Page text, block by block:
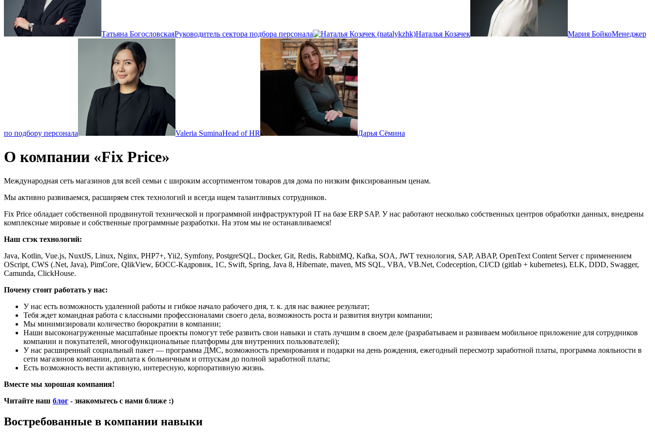
Татьяна БогословскаяРуководитель сектора подбора персонала Наталья Козачек Мария БойкоМенеджер
по подбору персонала Valeria SuminaHead of HR Дарья Сёмина
О компании «Fix Price»
Международная сеть магазинов для всей семьи с широким ассортиментом товаров для дома по низким фиксированным ценам.
Мы активно развиваемся, расширяем стек технологий и всегда ищем талантливых сотрудников.
Fix Price обладает собственной продвинутой технической и программной инфраструктурой IT на базе ERP SAP. У нас работают несколько собственных центров обработки данных, внедрены
комплексные мировые и собственные программные разработки. На этом мы не останавливаемся!
Наш стэк технологий:
Java, Kotlin, Vue.js, NuxtJS, Linux, Nginx, PHP7+, Yii2, Symfony, PostgreSQL, Docker, Git, Redis, RabbitMQ, Kafka, SOA, JWT технология, SAP, ABAP, OpenText Content Server с применением
OScript, CWS (.Net, Java), PimCore, QlikView, БОСС-Кадровик, 1С, Swift, Spring, Java 8, Hibernate, maven, MS SQL, VBA, VB.Net, Codeception, CI/CD (gitlab + kubernetes), ELK, DDD, Swagger,
Camunda, ClickHouse.
Почему стоит работать у нас:
У нас есть возможность удаленной работы и гибкое начало рабочего дня, т. к. для нас важнее результат;
Тебя ждет командная работа с классными профессионалами своего дела, возможность роста и развития внутри компании;
Мы минимизировали количество бюрократии в компании;
Наши высоконагруженные масштабные проекты помогут тебе развить свои навыки и стать лучшим в своем деле (разрабатываем и развиваем мобильное приложение для сотрудников
компании и покупателей, многофункциональные платформы для внутренних пользователей);
У нас расширенный социальный пакет — программа ДМС, возможность премирования и подарки на день рождения, ежегодный пересмотр заработной платы, программа лояльности в
сети магазинов компании, доплата к больничным и отпускам до полной заработной платы;
Есть возможность вести активную, интересную, корпоративную жизнь.
Вместе мы хорошая компания!
Читайте наш блог - знакомьтесь с нами ближе :)
Востребованные в компании навыки